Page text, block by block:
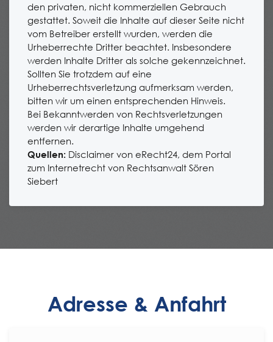
den privaten, nicht kommerziellen Gebrauch
gestattet. Soweit die Inhalte auf dieser Seite nicht
vom Betreiber erstellt wurden, werden die
Urheberrechte Dritter beachtet. Insbesondere
werden Inhalte Dritter als solche gekennzeichnet.
Sollten Sie trotzdem auf eine
Urheberrechtsverletzung aufmerksam werden,
bitten wir um einen entsprechenden Hinweis.
Bei Bekanntwerden von Rechtsverletzungen
werden wir derartige Inhalte umgehend
entfernen.
Quellen: Disclaimer von eRecht24, dem Portal
zum Internetrecht von Rechtsanwalt Sören
Siebert
Adresse & Anfahrt